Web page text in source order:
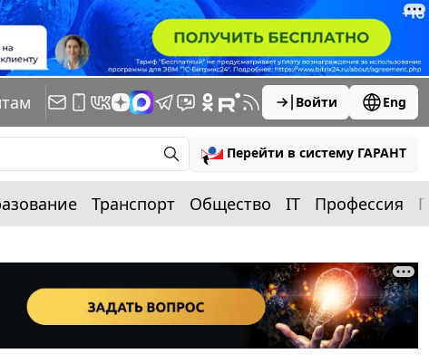
Войти Eng
Перейти в систему ГАРАНТ
Транспорт Общество IT Профессия